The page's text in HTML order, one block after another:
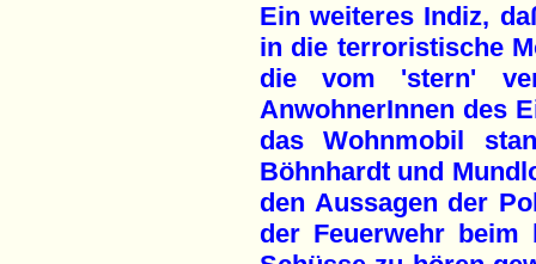
Ein weiteres Indiz,
in die terroristische
die vom 'stern'
AnwohnerInnen des
das Wohnmobil
Böhnhardt und
den Aussagen der
der Feuerwehr beim